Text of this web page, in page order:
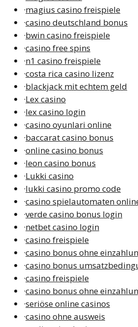
·magius casino freispiele
·casino deutschland bonus
·bwin casino freispiele
·casino free spins
·n1 casino freispiele
·costa rica casino lizenz
·blackjack mit echtem geld
·Lex casino
·lex casino login
·casino oyunlari online
·baccarat casino bonus
·online casino bonus
·leon casino bonus
·Lukki casino
·lukki casino promo code
·casino spielautomaten
·verde casino bonus login
·netbet casino login
·casino freispiele
·casino bonus ohne
·casino bonus
·casino freispiele
·casino bonus ohne
·seriöse online casinos
·casino ohne ausweis